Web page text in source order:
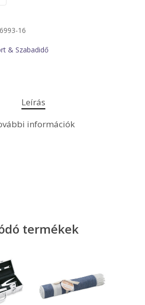
16
& Szabadidő
Leírás
információk
termékek